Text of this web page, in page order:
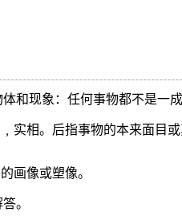
和现象：任何事物都不是一
实相。后指事物的本来面目
画像或塑像。
。